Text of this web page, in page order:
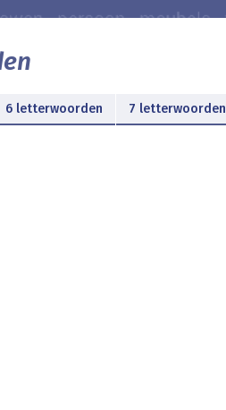
6 letterwoorden 7 letterwoorden